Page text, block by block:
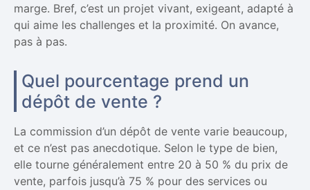
marge. Bref, c’est un projet vivant, exigeant, adapté à
qui aime les challenges et la proximité. On avance,
pas à pas.
Quel pourcentage prend un
dépôt de vente ?
La commission d’un dépôt de vente varie beaucoup,
et ce n’est pas anecdotique. Selon le type de bien,
elle tourne généralement entre 20 à 50 % du prix de
vente, parfois jusqu’à 75 % pour des services ou